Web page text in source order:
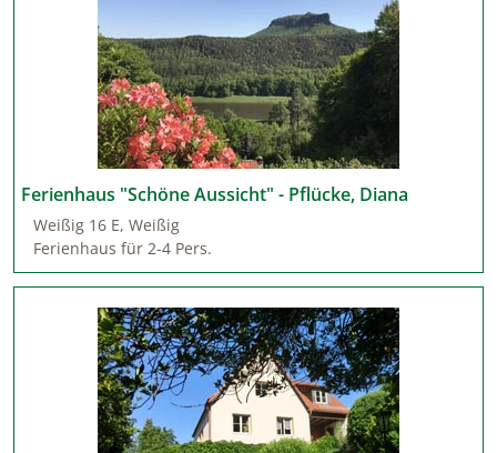
Ferienhaus "Schöne Aussicht" - Pflücke, Diana
Weißig 16 E, Weißig
Ferienhaus für 2-4 Pers.